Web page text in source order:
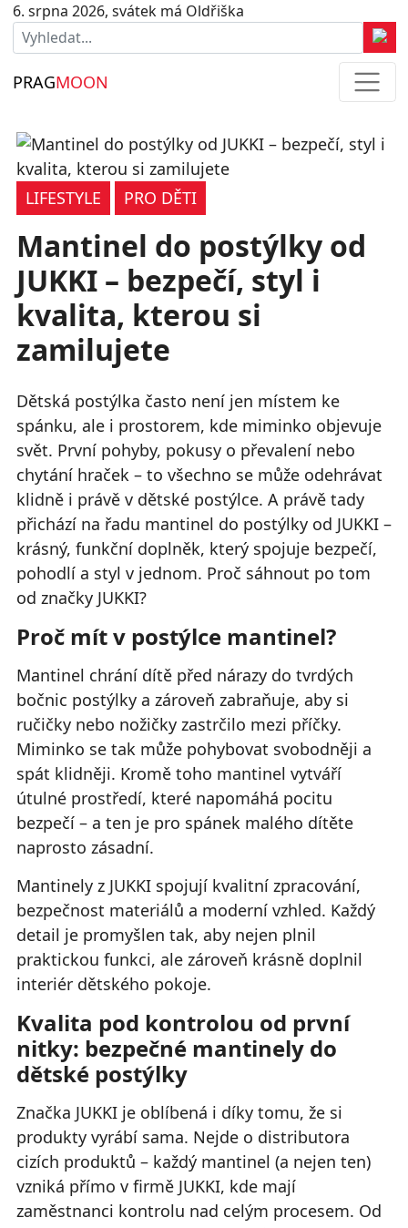
6. srpna 2026, svátek má Oldřiška
PRAGMOON
LIFESTYLE PRO DĚTI
Mantinel do postýlky od
JUKKI – bezpečí, styl i
kvalita, kterou si
zamilujete
Dětská postýlka často není jen místem ke
spánku, ale i prostorem, kde miminko objevuje
svět. První pohyby, pokusy o převalení nebo
chytání hraček – to všechno se může odehrávat
klidně i právě v dětské postýlce. A právě tady
přichází na řadu mantinel do postýlky od JUKKI –
krásný, funkční doplněk, který spojuje bezpečí,
pohodlí a styl v jednom. Proč sáhnout po tom
od značky JUKKI?
Proč mít v postýlce mantinel?
Mantinel chrání dítě před nárazy do tvrdých
bočnic postýlky a zároveň zabraňuje, aby si
ručičky nebo nožičky zastrčilo mezi příčky.
Miminko se tak může pohybovat svobodněji a
spát klidněji. Kromě toho mantinel vytváří
útulné prostředí, které napomáhá pocitu
bezpečí – a ten je pro spánek malého dítěte
naprosto zásadní.
Mantinely z JUKKI spojují kvalitní zpracování,
bezpečnost materiálů a moderní vzhled. Každý
detail je promyšlen tak, aby nejen plnil
praktickou funkci, ale zároveň krásně doplnil
interiér dětského pokoje.
Kvalita pod kontrolou od první
nitky: bezpečné mantinely do
dětské postýlky
Značka JUKKI je oblíbená i díky tomu, že si
produkty vyrábí sama. Nejde o distributora
cizích produktů – každý mantinel (a nejen ten)
vzniká přímo v firmě JUKKI, kde mají
zaměstnanci kontrolu nad celým procesem. Od